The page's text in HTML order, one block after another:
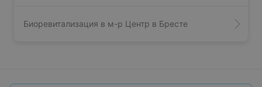
Биоревитализация в м-р Центр в Бресте